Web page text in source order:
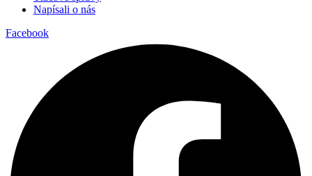
Napísali o nás
Facebook